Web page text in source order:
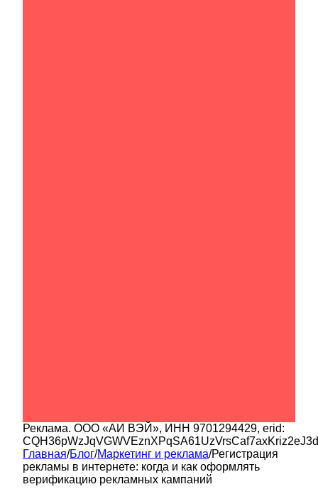
Реклама. ООО «АИ ВЭЙ», ИНН 9701294429, erid:
Главная/Блог/Маркетинг и реклама/Регистрация
рекламы в интернете: когда и как оформлять
верификацию рекламных кампаний